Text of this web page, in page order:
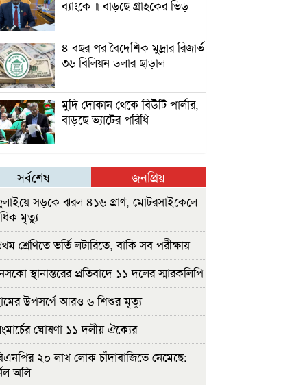
ব্যাংকে ॥ বাড়ছে গ্রাহকের ভিড়
৪ বছর পর বৈদেশিক মুদ্রার রিজার্ভ
৩৬ বিলিয়ন ডলার ছাড়াল
মুদি দোকান থেকে বিউটি পার্লার,
বাড়ছে ভ্যাটের পরিধি
সর্বশেষ জনপ্রিয়
সড়কে ঝরল ৪১৬ প্রাণ, মোটরসাইকেলে
মৃত্যু
শ্রেণিতে ভর্তি লটারিতে, বাকি সব পরীক্ষায়
স্থানান্তরের প্রতিবাদে ১১ দলের স্মারকলিপি
উপসর্গে আরও ৬ শিশুর মৃত্যু
ঘোষণা ১১ দলীয় ঐক্যের
২০ লাখ লোক চাঁদাবাজিতে নেমেছে:
অলি